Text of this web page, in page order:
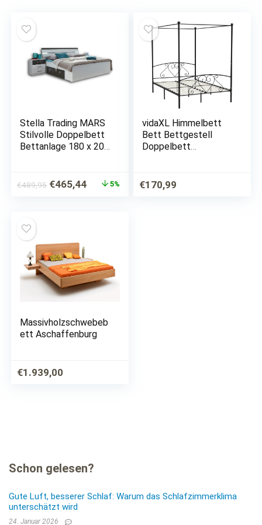
Stella Trading MARS
Stilvolle Doppelbett
Bettanlage 180 x 200
Schlafzimmer
€489,95 Ursprünglicher
€465,44Aktueller
5%
vidaXL Himmelbett
Bett Bettgestell
Doppelbett
Lattenrost
Schlafzimmerbett
€170,99
Massivholzschwebeb
ett Aschaffenburg
€1.939,00
Schon gelesen?
Gute Luft, besserer Schlaf: Warum das Schlafzimmerklima
unterschätzt wird
24. Januar 2026